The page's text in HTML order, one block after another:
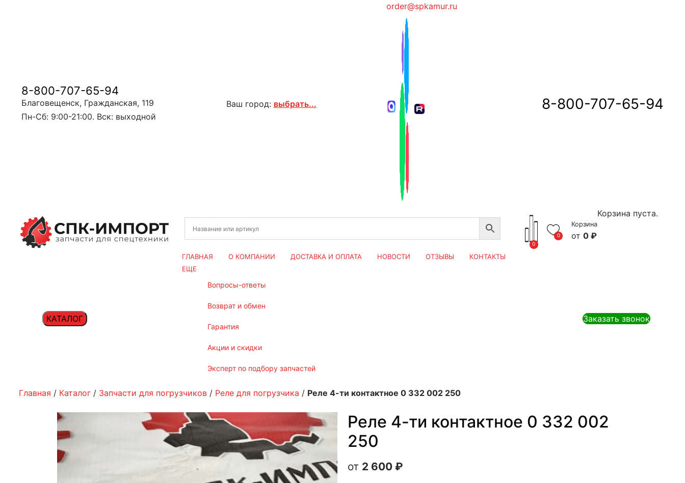
8-800-707-65-94
Благовещенск, Гражданская, 119
Пн-Сб: 9:00-21:00. Вск: выходной
Ваш город: выбрать...
order@spkamur.ru
8-800-707-65-94
0
0
Корзина
0 ₽
Корзина пуста.
КАТАЛОГ
ГЛАВНАЯ О КОМПАНИИ ДОСТАВКА И ОПЛАТА НОВОСТИ ОТЗЫВЫ
КОНТАКТЫ
ЕЩЕ
вопросы-ответы
возврат и обмен
гарантия
акции и скидки
эксперт по подбору запчастей
Заказать звонок
Главная / Каталог / Запчасти для погрузчиков / Реле для погрузчика / Реле 4-ти контактное 0 332 002 250
Реле 4-ти контактное 0 332 002
250
2 600 ₽